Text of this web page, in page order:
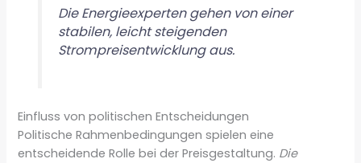
Die Energieexperten gehen von einer
stabilen, leicht steigenden
Strompreisentwicklung aus.
Einfluss von politischen Entscheidungen
Politische Rahmenbedingungen spielen eine
entscheidende Rolle bei der Preisgestaltung. Die